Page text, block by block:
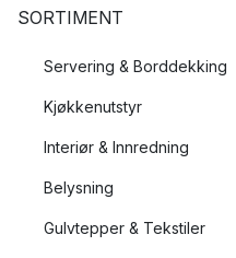
SORTIMENT
Servering & Borddekking
Kjøkkenutstyr
Interiør & Innredning
Belysning
Gulvtepper & Tekstiler